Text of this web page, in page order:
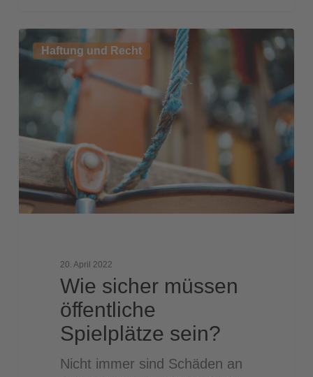
Wie
sicher
müssen
öffentliche
Spielplätze
sein?
Haftung und Recht
20. April 2022
Wie sicher müssen
öffentliche
Spielplätze sein?
Nicht immer sind Schäden an